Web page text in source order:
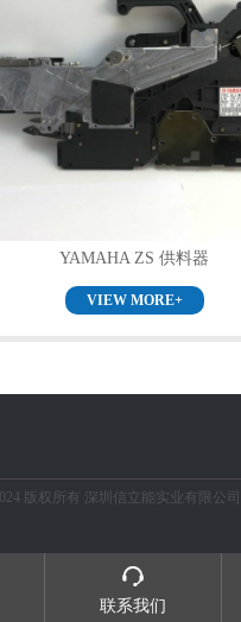
YAMAHA ZS 供料器
VIEW MORE+
版权所有 深圳信立能实业有限公司

联系我们